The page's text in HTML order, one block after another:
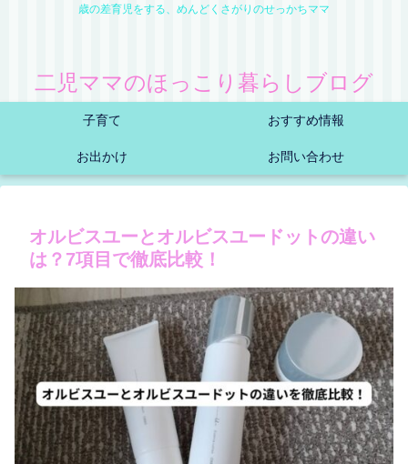
歳の差育児をする、めんどくさがりのせっかちママ
二児ママのほっこり暮らしブログ
子育て おすすめ情報
お出かけ お問い合わせ
オルビスユーとオルビスユードットの違い
は？7項目で徹底比較！